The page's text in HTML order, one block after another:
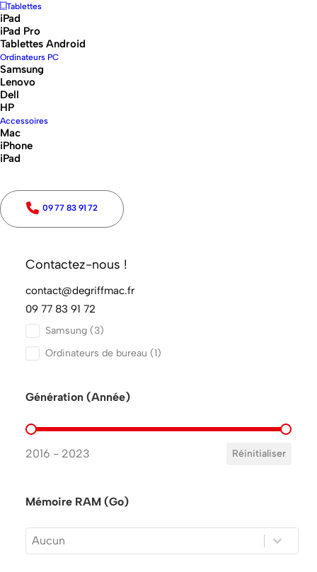
Tablettes
iPad
iPad Pro
Tablettes Android
Ordinateurs PC
Samsung
Lenovo
Dell
HP
Accessoires
Mac
iPhone
iPad
09 77 83 91 72
Contactez-nous !
contact@degriffmac.fr
09 77 83 91 72
Marques
Marques
Type
iPad(3)
iPad Pro
(3)
Ordinateurs portables
Samsung (3)
Ordinateurs de bureau (1)
Génération (Année)
Génération (Année)
2016 - 2023
Réinitialiser
Mémoire RAM (Go)
Mémoire RAM (Go)
Mémoire RAM (Go)